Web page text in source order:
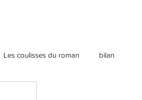
Les coulisses du roman bilan